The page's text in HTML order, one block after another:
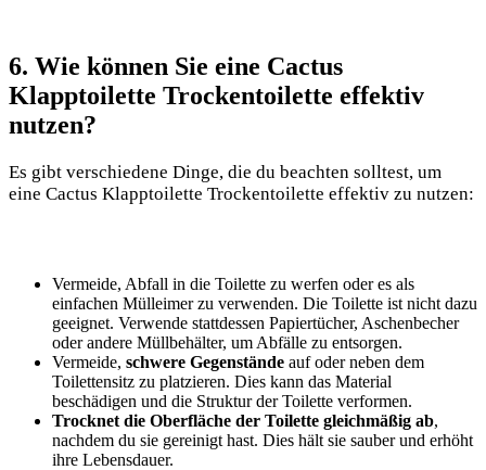
6. Wie können Sie eine Cactus
Klapptoilette Trockentoilette effektiv
nutzen?
Es gibt verschiedene Dinge, die du beachten solltest, um
eine Cactus Klapptoilette Trockentoilette effektiv zu nutzen:
Vermeide, Abfall in die Toilette zu werfen oder es als
einfachen Mülleimer zu verwenden. Die Toilette ist nicht dazu
geeignet. Verwende stattdessen Papiertücher, Aschenbecher
oder andere Müllbehälter, um Abfälle zu entsorgen.
Vermeide, schwere Gegenstände auf oder neben dem
Toilettensitz zu platzieren. Dies kann das Material
beschädigen und die Struktur der Toilette verformen.
Trocknet die Oberfläche der Toilette gleichmäßig ab,
nachdem du sie gereinigt hast. Dies hält sie sauber und erhöht
ihre Lebensdauer.